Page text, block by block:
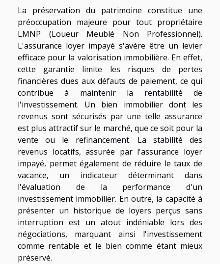
La préservation du patrimoine constitue une
préoccupation majeure pour tout propriétaire
LMNP (Loueur Meublé Non Professionnel).
L'assurance loyer impayé s'avère être un levier
efficace pour la valorisation immobilière. En effet,
cette garantie limite les risques de pertes
financières dues aux défauts de paiement, ce qui
contribue à maintenir la rentabilité de
l'investissement. Un bien immobilier dont les
revenus sont sécurisés par une telle assurance
est plus attractif sur le marché, que ce soit pour la
vente ou le refinancement. La stabilité des
revenus locatifs, assurée par l'assurance loyer
impayé, permet également de réduire le taux de
vacance, un indicateur déterminant dans
l'évaluation de la performance d'un
investissement immobilier. En outre, la capacité à
présenter un historique de loyers perçus sans
interruption est un atout indéniable lors des
négociations, marquant ainsi l'investissement
comme rentable et le bien comme étant mieux
préservé.